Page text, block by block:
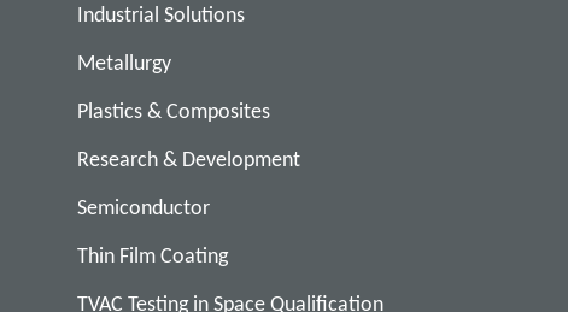
Industrial Solutions
Metallurgy
Plastics & Composites
Research & Development
Semiconductor
Thin Film Coating
TVAC Testing in Space Qualification